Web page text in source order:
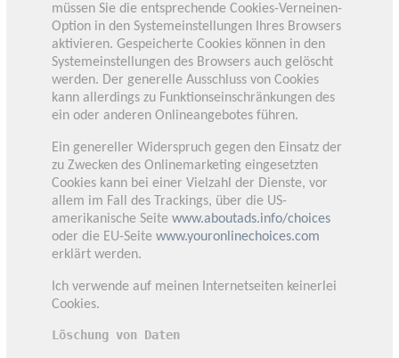
müssen Sie die entsprechende Cookies-Verneinen-
Option in den Systemeinstellungen Ihres Browsers
aktivieren. Gespeicherte Cookies können in den
Systemeinstellungen des Browsers auch gelöscht
werden. Der generelle Ausschluss von Cookies
kann allerdings zu Funktionseinschränkungen des
ein oder anderen Onlineangebotes führen.
Ein genereller Widerspruch gegen den Einsatz der
zu Zwecken des Onlinemarketing eingesetzten
Cookies kann bei einer Vielzahl der Dienste, vor
allem im Fall des Trackings, über die US-
amerikanische Seite www.aboutads.info/choices
oder die EU-Seite www.youronlinechoices.com
erklärt werden.
Ich verwende auf meinen Internetseiten keinerlei
Cookies.
Löschung von Daten